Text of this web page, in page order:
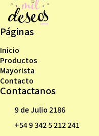
Páginas
Inicio
Productos
Mayorista
Contacto
Contactanos
9 de Julio 2186
+54 9 342 5 212 241